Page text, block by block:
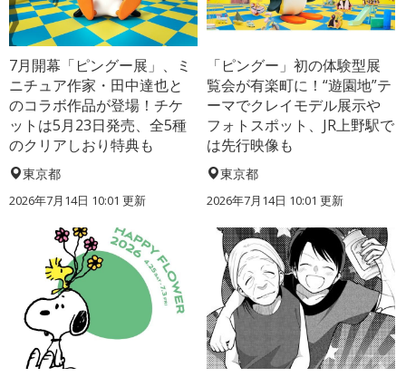
7月開幕「ピングー展」、ミ
ニチュア作家・田中達也と
のコラボ作品が登場！チケ
ットは5月23日発売、全5種
のクリアしおり特典も
東京都
2026年7月14日 10:01 更新
「ピングー」初の体験型展
覧会が有楽町に！“遊園地”テ
ーマでクレイモデル展示や
フォトスポット、JR上野駅で
は先行映像も
東京都
2026年7月14日 10:01 更新